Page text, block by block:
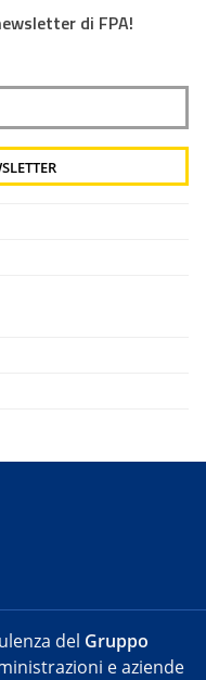
di FPA!
del Gruppo
e aziende